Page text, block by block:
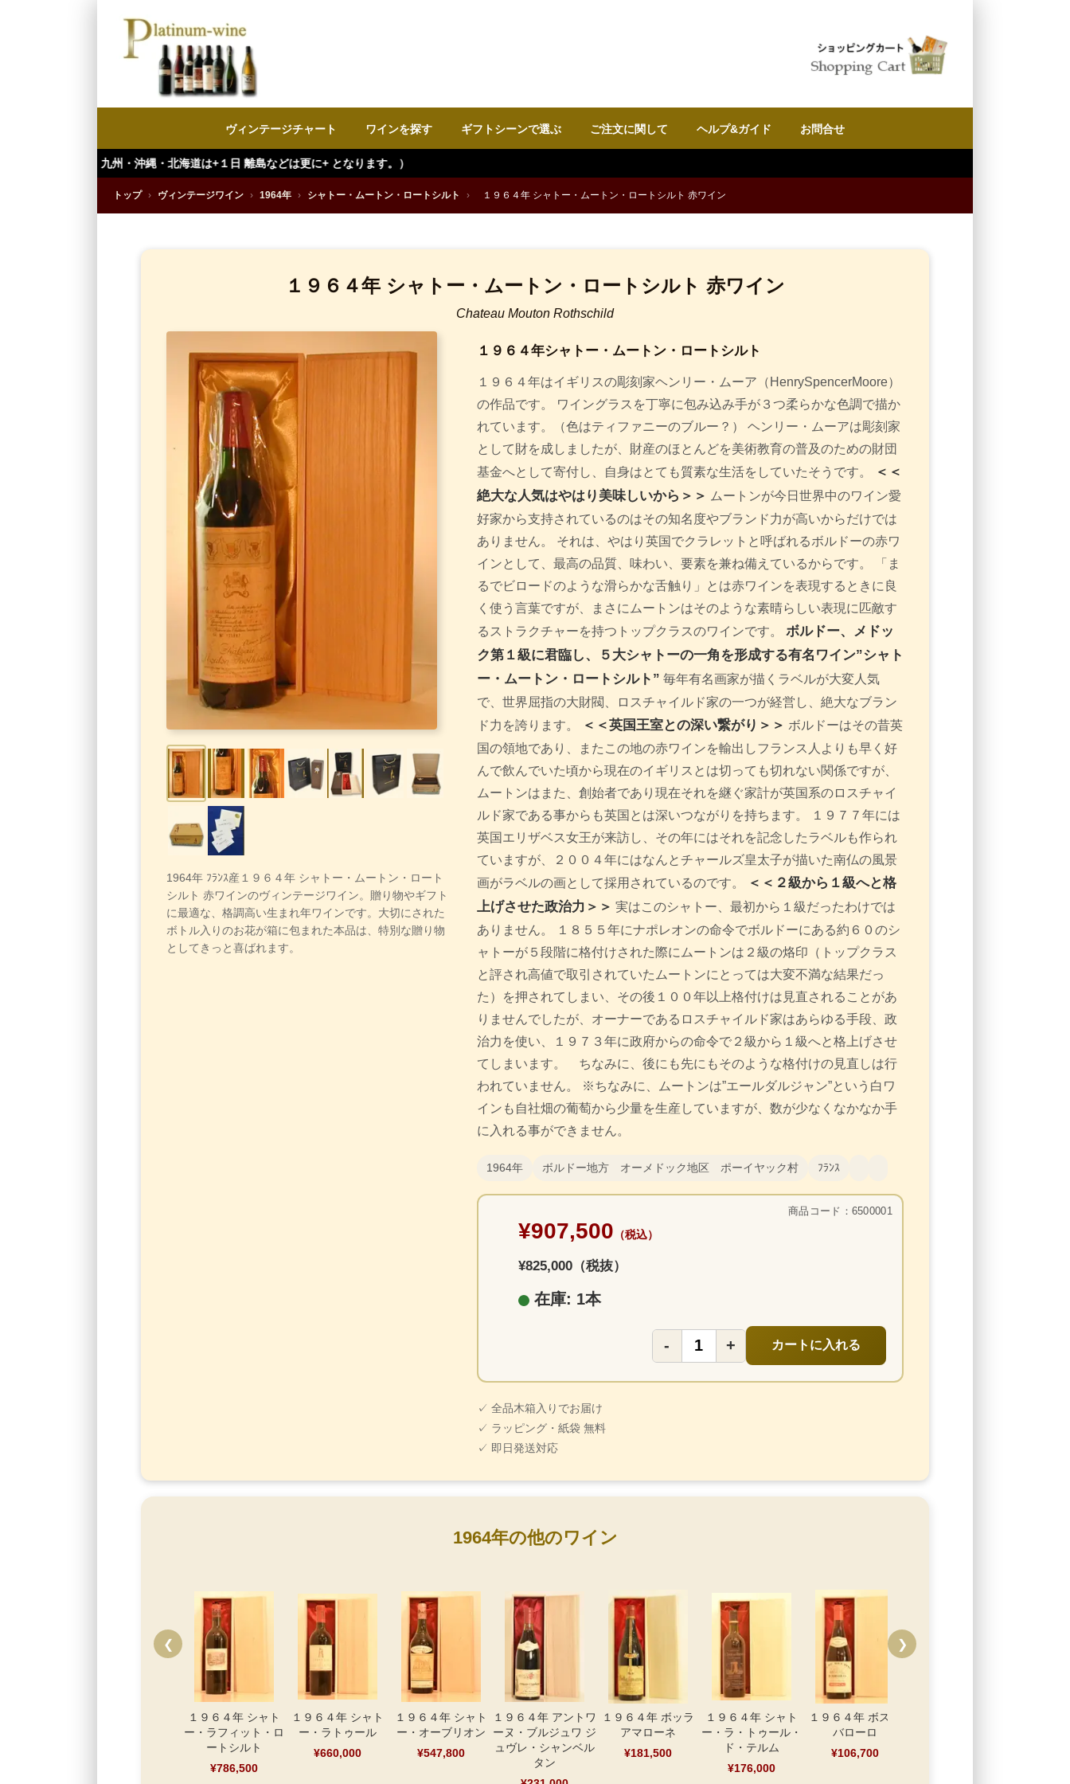
ヴィンテージチャート ワインを探す ギフトシーンで選ぶ ご注文に関して ヘルプ&ガイド お問合せ
縄・北海道は+１日 離島などは更に+ となります。）
トップ › ヴィンテージワイン › 1964年 › シャトー・ムートン・ロートシルト › １９６４年 シャトー・ムートン・ロートシルト 赤ワイン
１９６４年 シャトー・ムートン・ロートシルト 赤ワイン
Chateau Mouton Rothschild
1964年 ﾌﾗﾝｽ産１９６４年 シャトー・ムートン・ロート
シルト 赤ワインのヴィンテージワイン。贈り物やギフト
に最適な、格調高い生まれ年ワインです。大切にされた
ボトル入りのお花が箱に包まれた本品は、特別な贈り物
としてきっと喜ばれます。
１９６４年シャトー・ムートン・ロートシルト
１９６４年はイギリスの彫刻家ヘンリー・ムーア（HenrySpencerMoore）
の作品です。 ワイングラスを丁寧に包み込み手が３つ柔らかな色調で描か
れています。（色はティファニーのブルー？） ヘンリー・ムーアは彫刻家
として財を成しましたが、財産のほとんどを美術教育の普及のための財団
基金へとして寄付し、自身はとても質素な生活をしていたそうです。
＜＜
絶大な人気はやはり美味しいから＞＞ ムートンが今日世界中のワイン愛
好家から支持されているのはその知名度やブランド力が高いからだけでは
ありません。 それは、やはり英国でクラレットと呼ばれるボルドーの赤ワ
インとして、最高の品質、味わい、要素を兼ね備えているからです。 「ま
るでビロードのような滑らかな舌触り」とは赤ワインを表現するときに良
く使う言葉ですが、まさにムートンはそのような素晴らしい表現に匹敵す
るストラクチャーを持つトップクラスのワインです。 ボルドー、メドッ
ク第１級に君臨し、５大シャトーの一角を形成する有名ワイン”シャト
ー・ムートン・ロートシルト” 毎年有名画家が描くラベルが大変人気
で、世界屈指の大財閥、ロスチャイルド家の一つが経営し、絶大なブラン
ド力を誇ります。
＜＜英国王室との深い繋がり＞＞ ボルドーはその昔英
国の領地であり、またこの地の赤ワインを輸出しフランス人よりも早く好
んで飲んでいた頃から現在のイギリスとは切っても切れない関係ですが、
ムートンはまた、創始者であり現在それを継ぐ家計が英国系のロスチャイ
ルド家である事からも英国とは深いつながりを持ちます。 １９７７年には
英国エリザベス女王が来訪し、その年にはそれを記念したラベルも作られ
ていますが、２００４年にはなんとチャールズ皇太子が描いた南仏の風景
画がラベルの画として採用されているのです。
＜＜２級から１級へと格
上げさせた政治力＞＞ 実はこのシャトー、最初から１級だったわけでは
ありません。 １８５５年にナポレオンの命令でボルドーにある約６０のシ
ャトーが５段階に格付けされた際にムートンは２級の烙印（トップクラス
と評され高値で取引されていたムートンにとっては大変不満な結果だっ
た）を押されてしまい、その後１００年以上格付けは見直されることがあ
りませんでしたが、オーナーであるロスチャイルド家はあらゆる手段、政
治力を使い、１９７３年に政府からの命令で２級から１級へと格上げさせ
てしまいます。 ちなみに、後にも先にもそのような格付けの見直しは行
われていません。 ※ちなみに、ムートンは”エールダルジャン”という白ワ
インも自社畑の葡萄から少量を生産していますが、数が少なくなかなか手
に入れる事ができません。
1964年 ボルドー地方 オーメドック地区 ポーイヤック村 ﾌﾗﾝｽ
商品コード：6500001
¥907,500 （税込）
¥825,000（税抜）
在庫: 1本
- + カートに入れる
✓ 全品木箱入りでお届け
✓ ラッピング・紙袋 無料
✓ 即日発送対応
1964年の他のワイン
❮
１９６４年 シャト
ー・ラフィット・ロ
ートシルト
¥786,500
１９６４年 シャト
ー・ラトゥール
¥660,000
１９６４年 シャト
ー・オーブリオン
¥547,800
１９６４年 アントワ
ーヌ・ブルジュワ ジ
ュヴレ・シャンベル
タン
１９６４年 ボッラ
アマローネ
¥181,500
１９６４年 シャト
ー・ラ・トゥール・
ド・テルム
¥176,000
１９６４年 ボスカ
バローロ
¥106,700
❯